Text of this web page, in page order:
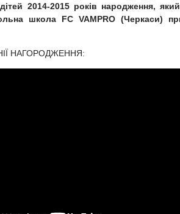
2014-2015 років народження,
школа FC VAMPRO (Черкаси)
НАГОРОДЖЕННЯ: